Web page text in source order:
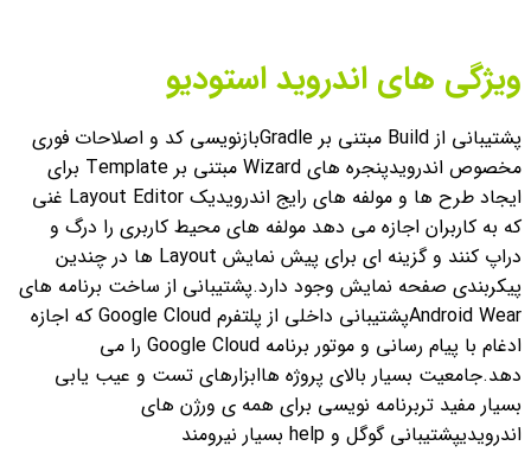
ویژگی های اندروید استودیو
پشتیبانی از Build مبتنی بر Gradle
بازنویسی کد و اصلاحات فوری
مخصوص اندروید
پنجره های Wizard مبتنی بر Template برای
ایجاد طرح ها و مولفه های رایج اندروید
یک Layout Editor غنی
که به کاربران اجازه می دهد مولفه های محیط کاربری را درگ و
دراپ کنند و گزینه ای برای پیش نمایش Layout ها در چندین
پیکربندی صفحه نمایش وجود دارد.پشتیبانی از ساخت برنامه های
Android Wear
پشتیبانی داخلی از پلتفرم Google Cloud که اجازه
ادغام با پیام رسانی و موتور برنامه Google Cloud را می
دهد.جامعیت بسیار بالای پروژه هاابزارهای تست و عیب یابی
بسیار مفید تربرنامه نویسی برای همه ی ورژن های
اندرویدیپشتیبانی گوگل و help بسیار نیرومند